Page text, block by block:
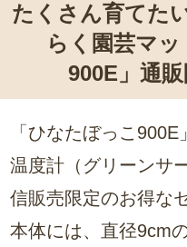
たくさん育てた
らく園芸マ
900E」通
「ひなたぼっこ
温度計（グリーンサ
信販売限定のお得な
本体には、直径9cm